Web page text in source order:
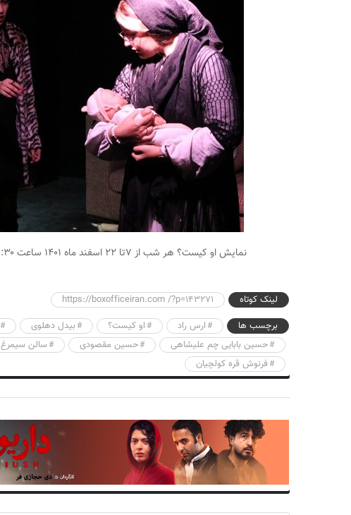
نمایش او کیست؟ هر شب از ۷تا ۲۲ اسفند ماه ۱۴۰۱ ساعت ۲۰:۳۰ در سالن سیمرغ ( بیدل دهلوی) اجرا می‌شود.
لینک کوتاه
https://boxofficeiran.com /?p=143271
برچسب ها
ارس راد او کیست؟ بیدل دهلوی
حسین بابایی چم علیشاهی
حسین مقصودی سالن سیمرغ
فرنوش قره کولچیان